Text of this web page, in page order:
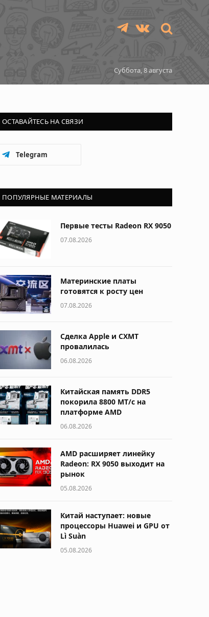
TelegramVKontakte
Суббота, 8 августа
ОСТАВАЙТЕСЬ НА СВЯЗИ
Telegram
ПОПУЛЯРНЫЕ МАТЕРИАЛЫ
Первые тесты Radeon RX 9050
07.08.2026
Материнские платы
готовятся к росту цен
07.08.2026
Сделка Apple и CXMT
провалилась
06.08.2026
Китайская память DDR5
покорила 8800 МТ/с на
платформе AMD
06.08.2026
AMD расширяет линейку
Radeon: RX 9050 выходит на
рынок
05.08.2026
Китай наступает: новые
процессоры Huawei и GPU от
Lì Suàn
05.08.2026